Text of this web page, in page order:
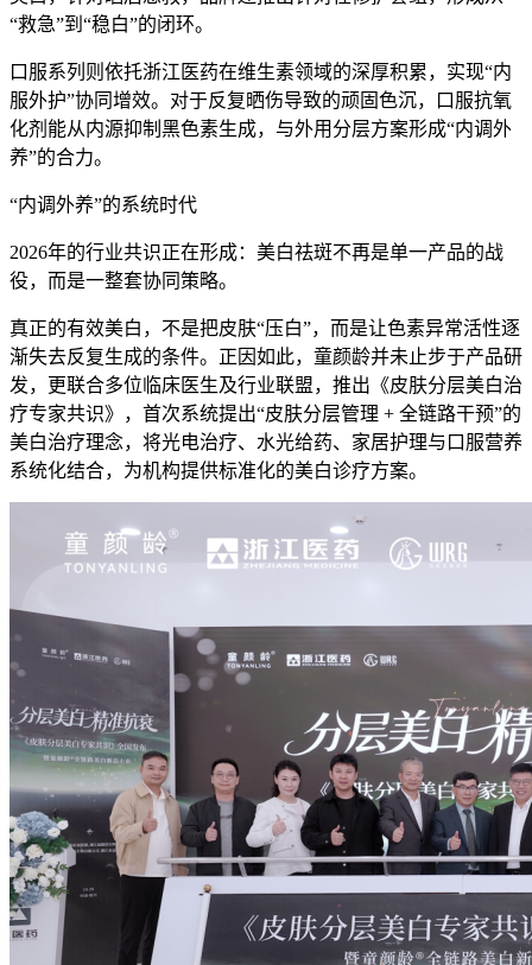
“救急”到“稳白”的闭环。
口服系列则依托浙江医药在维生素领域的深厚积累，实现“内
服外护”协同增效。对于反复晒伤导致的顽固色沉，口服抗氧
化剂能从内源抑制黑色素生成，与外用分层方案形成“内调外
养”的合力。
“内调外养”的系统时代
2026年的行业共识正在形成：美白祛斑不再是单一产品的战
役，而是一整套协同策略。
真正的有效美白，不是把皮肤“压白”，而是让色素异常活性逐
渐失去反复生成的条件。正因如此，童颜龄并未止步于产品研
发，更联合多位临床医生及行业联盟，推出《皮肤分层美白治
疗专家共识》，首次系统提出“皮肤分层管理 + 全链路干预”的
美白治疗理念，将光电治疗、水光给药、家居护理与口服营养
系统化结合，为机构提供标准化的美白诊疗方案。